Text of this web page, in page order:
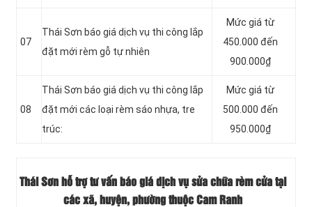
07
Thái Sơn báo giá dịch vụ thi công lắp
đặt mới rèm gỗ tự nhiên
Mức giá từ
450.000 đến
900.000₫
08
Thái Sơn báo giá dịch vụ thi công lắp
đặt mới các loại rèm sáo nhựa, tre
trúc:
Mức giá từ
500.000 đến
950.000₫
Thái Sơn hỗ trợ tư vấn báo giá dịch vụ sửa chữa rèm cửa tại
các xã, huyện, phường thuộc Cam Ranh